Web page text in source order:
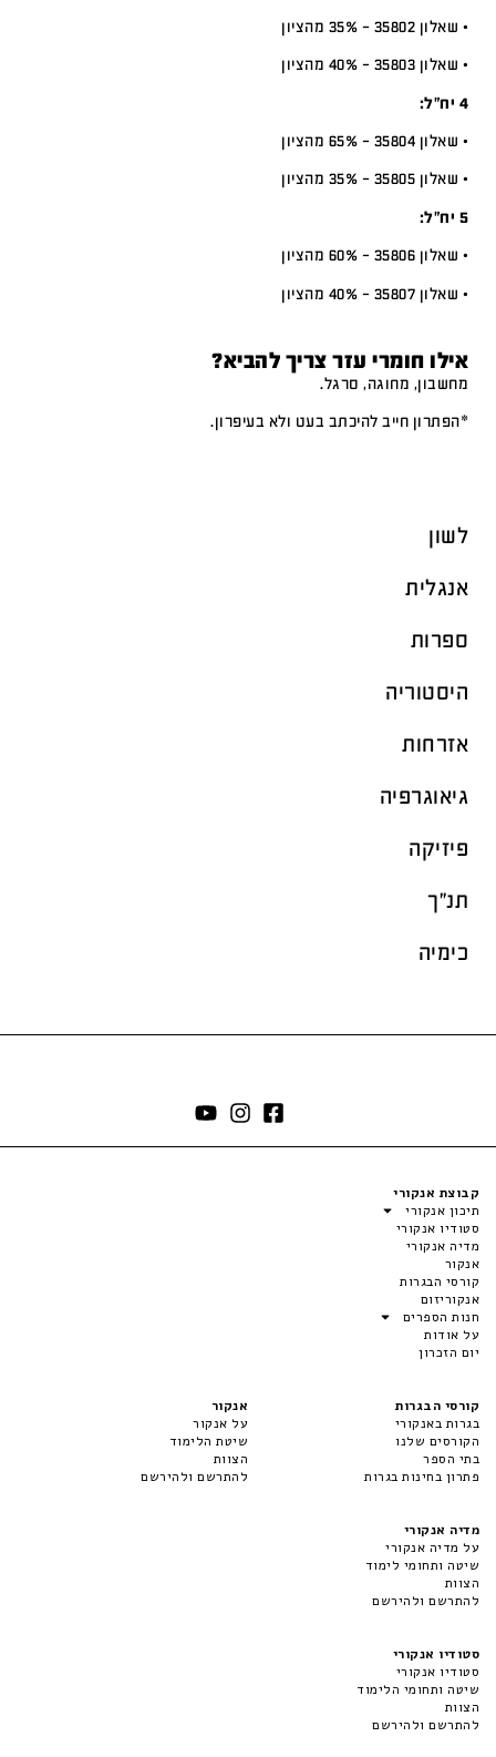
• שאלון 35802 – 35% מהציון
• שאלון 35803 – 40% מהציון
4 יח”ל:
• שאלון 35804 – 65% מהציון
• שאלון 35805 – 35% מהציון
5 יח”ל:
• שאלון 35806 – 60% מהציון
• שאלון 35807 – 40% מהציון
אילו חומרי עזר צריך להביא?
מחשבון, מחוגה, סרגל.
*הפתרון חייב להיכתב בעט ולא בעיפרון.
לשון
אנגלית
ספרות
היסטוריה
אזרחות
גיאוגרפיה
פיזיקה
תנ"ך
כימיה
קבוצת אנקורי
תיכון אנקורי
סטודיו אנקורי
מדיה אנקורי
אנקור
קורסי הבגרות
אנקוריזום
חנות הספרים
על אודות
יום הזכרון
קורסי הבגרות
בגרות באנקורי
הקורסים שלנו
בתי הספר
פתרון בחינות בגרות
אנקור
על אנקור
שיטת הלימוד
הצוות
להתרשם ולהירשם
מדיה אנקורי
על מדיה אנקורי
שיטה ותחומי לימוד
הצוות
להתרשם ולהירשם
סטודיו אנקורי
סטודיו אנקורי
שיטה ותחומי הלימוד
הצוות
להתרשם ולהירשם